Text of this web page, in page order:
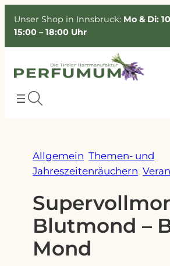
Inhalt
Unser Shop in Innsbruck: Mo & Di:
15:00 – 18:00 Uhr
Allgemein Themen- und
Jahreszeitenräuchern
Blutmond –
Mond